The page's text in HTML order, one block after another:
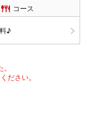
コース
♪
ださい。